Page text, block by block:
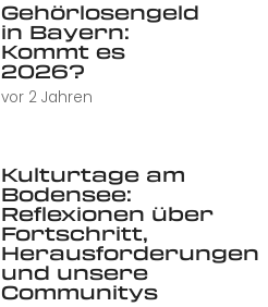
Gehörlosengeld
in Bayern:
Kommt es
2026?
vor 2 Jahren
Kulturtage am
Bodensee:
Reflexionen über
Fortschritt,
Herausforderungen
und unsere
Communitys